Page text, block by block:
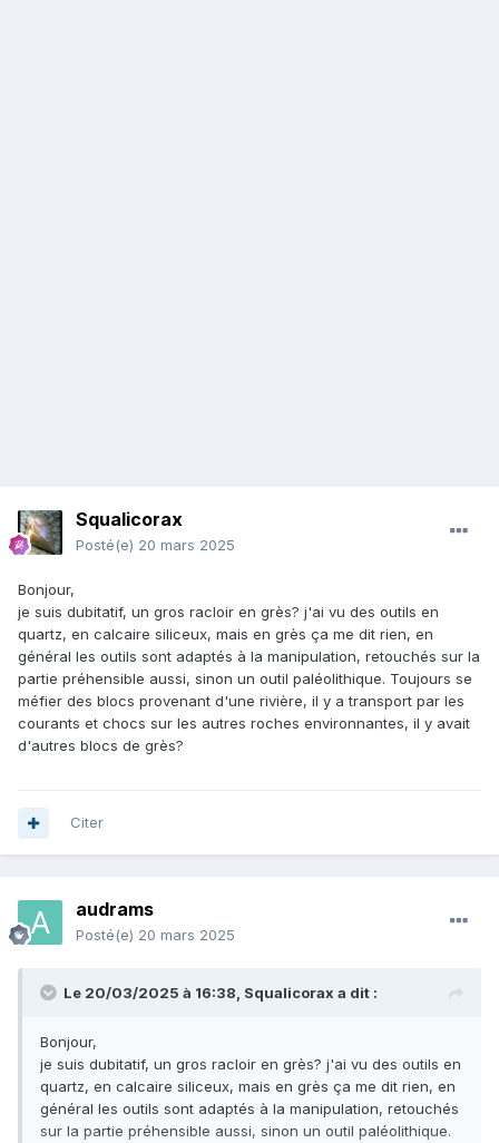
Squalicorax
Posté(e) 20 mars 2025
Bonjour,
je suis dubitatif, un gros racloir en grès? j'ai vu des outils en
quartz, en calcaire siliceux, mais en grès ça me dit rien, en
général les outils sont adaptés à la manipulation, retouchés sur la
partie préhensible aussi, sinon un outil paléolithique. Toujours se
méfier des blocs provenant d'une rivière, il y a transport par les
courants et chocs sur les autres roches environnantes, il y avait
d'autres blocs de grès?
Citer
audrams
Posté(e) 20 mars 2025
Le 20/03/2025 à 16:38, Squalicorax a dit :
Bonjour,
je suis dubitatif, un gros racloir en grès? j'ai vu des outils en
quartz, en calcaire siliceux, mais en grès ça me dit rien, en
général les outils sont adaptés à la manipulation, retouchés
sur la partie préhensible aussi, sinon un outil paléolithique.